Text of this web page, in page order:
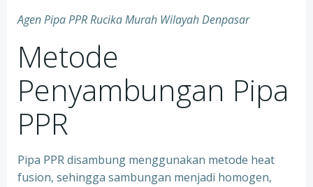
Agen Pipa PPR Rucika Murah Wilayah Denpasar
Metode
Penyambungan Pipa
PPR
Pipa PPR disambung menggunakan metode heat
fusion, sehingga sambungan menjadi homogen,